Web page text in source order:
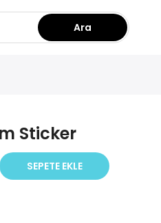
Ara
Sticker
SEPETE EKLE